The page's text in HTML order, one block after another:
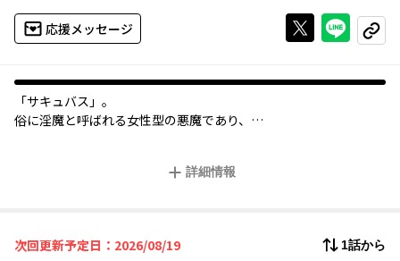
応援メッセージ Xで投稿する
ライン
コピー
「サキュバス」――。
俗に淫魔と呼ばれる女性型の悪魔であり、
とある夜、大学生の藤田優作の自宅に、一人のサキュバスが襲来
詳細情報
次回更新予定日：2026/08/19 1話から